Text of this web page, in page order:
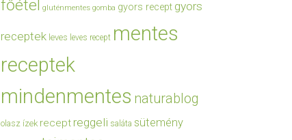
főétel gluténmentes gomba gyors recept gyors
receptek leves leves recept mentes
receptek
mindenmentes naturablog
olasz ízek recept reggeli saláta sütemény